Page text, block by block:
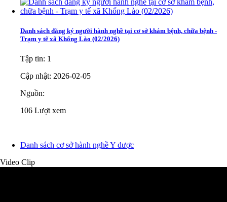
Danh sách đăng ký người hành nghề tại cơ sở khám bệnh, chữa bệnh -
Trạm y tế xã Khổng Lào (02/2026)
Tập tin: 1
Cập nhật: 2026-02-05
Nguồn:
106 Lượt xem
Danh sách cơ sở hành nghề Y dược
Video Clip